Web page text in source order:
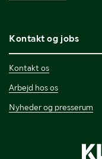
Kontakt og jobs
Kontakt os
Arbejd hos os
Nyheder og presserum